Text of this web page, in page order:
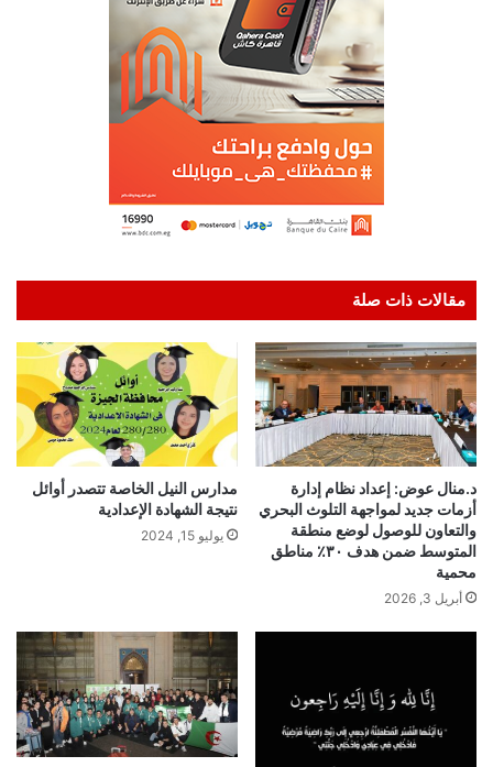
مقالات ذات صلة
د.منال عوض: إعداد نظام إدارة
أزمات جديد لمواجهة التلوث البحري
والتعاون للوصول لوضع منطقة
المتوسط ضمن هدف ٣٠٪؜ مناطق
محمية
أبريل 3, 2026
مدارس النيل الخاصة تتصدر أوائل
نتيجة الشهادة الإعدادية
يوليو 15, 2024